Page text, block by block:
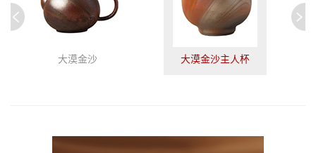
大漠金沙 大漠金沙主人杯